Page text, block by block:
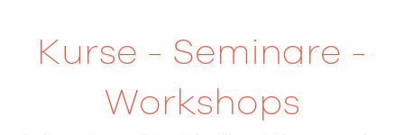
Kurse - Seminare -
Workshops